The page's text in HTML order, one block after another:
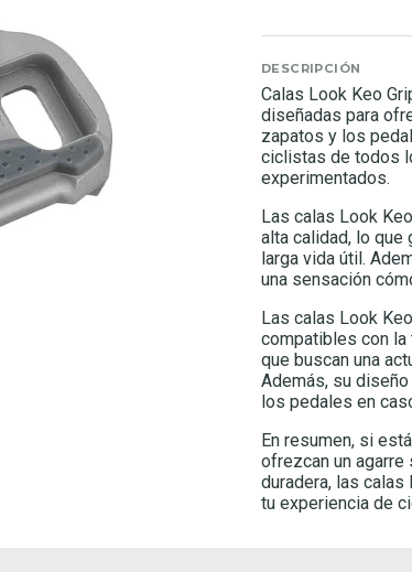
DESCRIPCIÓN
Calas Look Keo
diseñadas para
zapatos y los
ciclistas de todos
experimentados.
Las calas Look
alta calidad, lo que
larga vida útil.
una sensación
Las calas Look
compatibles con la
que buscan una
Además, su
los pedales en
En resumen, si
ofrezcan un agarre
duradera, las calas
tu experiencia de